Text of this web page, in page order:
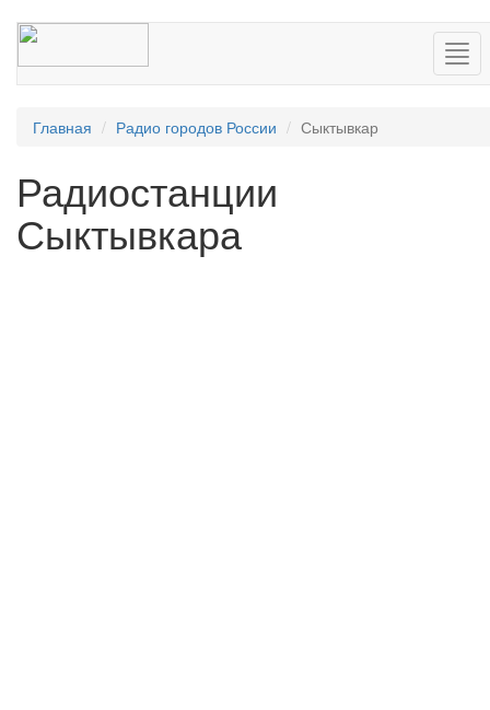
Главная Радио городов России Сыктывкар
Радиостанции
Сыктывкара